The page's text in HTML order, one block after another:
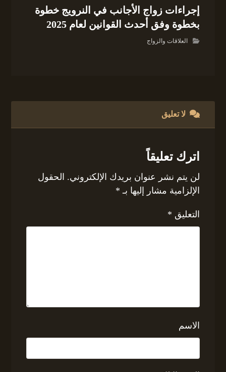
إجراءات زواج الأجانب في النرويج خطوة
بخطوة وفق أحدث القوانين لعام 2025
العلاقات والزواج
لا تعليق
اترك تعليقاً
لن يتم نشر عنوان بريدك الإلكتروني. الحقول
الإلزامية مشار إليها بـ *
التعليق *
الاسم